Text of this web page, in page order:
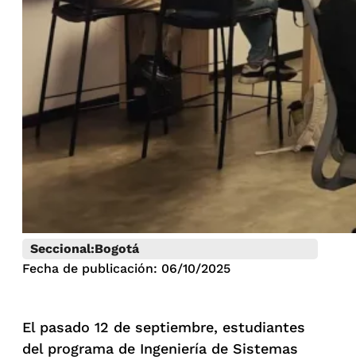
Seccional:Bogotá
Fecha de publicación: 06/10/2025
El pasado 12 de septiembre, estudiantes
del programa de Ingeniería de Sistemas